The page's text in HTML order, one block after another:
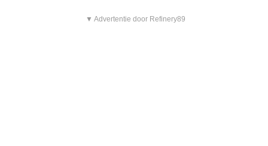
▼ Advertentie door Refinery89